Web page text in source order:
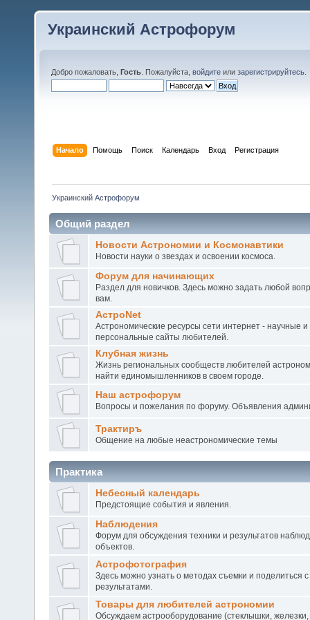
Украинский Астрофорум
Добро пожаловать, Гость . Пожалуйста, войдите или зарегистрируйтесь
Начало Помощь Поиск Календарь Вход Регистрация
Украинский Астрофорум
Общий раздел
Новости Астрономии и Космонавтики
Новости науки о звездах и освоении космоса.
Форум для начинающих
Раздел для новичков. Здесь можно задать любой
вам.
АстроNet
Астрономические ресурсы сети интернет - научные
персональные сайты любителей.
Клубная жизнь
Жизнь региональных сообществ любителей
найти единомышленников в своем городе.
Наш астрофорум
Вопросы и пожелания по форуму. Объявления
Трактиръ
Общение на любые неастрономические темы
Практика
Небесный календарь
Предстоящие события и явления.
Наблюдения
Форум для обсуждения техники и результатов
объектов.
Астрофотография
Здесь можно узнать о методах съемки и поделиться
результатами.
Товары для любителей астрономии
Обсуждаем астрооборудование (стеклышки,